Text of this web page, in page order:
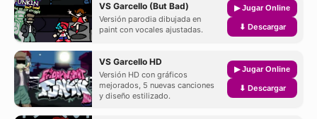
VS Garcello (But Bad)
Versión parodia dibujada en
paint con vocales ajustadas.
▶ Jugar Online
⬇ Descargar
VS Garcello HD
Versión HD con gráficos
mejorados, 5 nuevas canciones
y diseño estilizado.
▶ Jugar Online
⬇ Descargar